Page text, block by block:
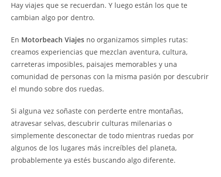
Hay viajes que se recuerdan. Y luego están los que te
cambian algo por dentro.
En Motorbeach Viajes no organizamos simples rutas:
creamos experiencias que mezclan aventura, cultura,
carreteras imposibles, paisajes memorables y una
comunidad de personas con la misma pasión por descubrir
el mundo sobre dos ruedas.
Si alguna vez soñaste con perderte entre montañas,
atravesar selvas, descubrir culturas milenarias o
simplemente desconectar de todo mientras ruedas por
algunos de los lugares más increíbles del planeta,
probablemente ya estés buscando algo diferente.